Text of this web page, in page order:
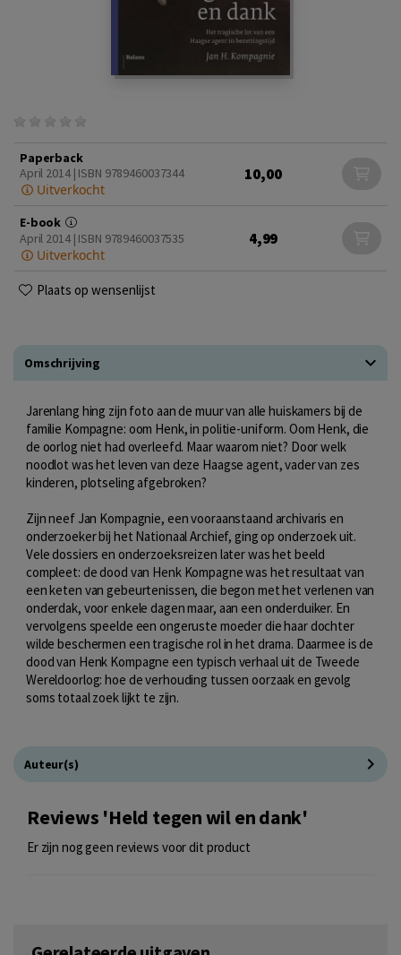
Paperback
April 2014 | ISBN 9789460037344
Uitverkocht
10,00
E-book
April 2014 | ISBN 9789460037535
Uitverkocht
4,99
Plaats op wensenlijst
Omschrijving
Jarenlang hing zijn foto aan de muur van alle huiskamers bij de
familie Kompagne: oom Henk, in politie-uniform. Oom Henk, die
de oorlog niet had overleefd. Maar waarom niet? Door welk
noodlot was het leven van deze Haagse agent, vader van zes
kinderen, plotseling afgebroken?
Zijn neef Jan Kompagnie, een vooraanstaand archivaris en
onderzoeker bij het Nationaal Archief, ging op onderzoek uit.
Vele dossiers en onderzoeksreizen later was het beeld
compleet: de dood van Henk Kompagne was het resultaat van
een keten van gebeurtenissen, die begon met het verlenen van
onderdak, voor enkele dagen maar, aan een onderduiker. En
vervolgens speelde een ongeruste moeder die haar dochter
wilde beschermen een tragische rol in het drama. Daarmee is de
dood van Henk Kompagne een typisch verhaal uit de Tweede
Wereldoorlog: hoe de verhouding tussen oorzaak en gevolg
soms totaal zoek lijkt te zijn.
Auteur(s)
Reviews 'Held tegen wil en dank'
Er zijn nog geen reviews voor dit product